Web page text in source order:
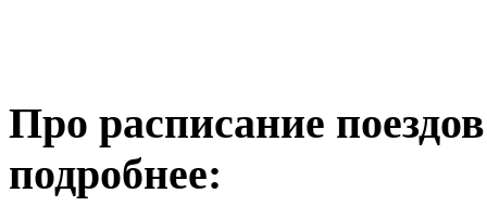
Про расписание
подробнее: